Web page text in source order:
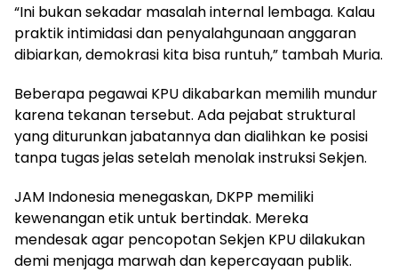
“Ini bukan sekadar masalah internal lembaga. Kalau
praktik intimidasi dan penyalahgunaan anggaran
dibiarkan, demokrasi kita bisa runtuh,” tambah Muria.
Beberapa pegawai KPU dikabarkan memilih mundur
karena tekanan tersebut. Ada pejabat struktural
yang diturunkan jabatannya dan dialihkan ke posisi
tanpa tugas jelas setelah menolak instruksi Sekjen.
JAM Indonesia menegaskan, DKPP memiliki
kewenangan etik untuk bertindak. Mereka
mendesak agar pencopotan Sekjen KPU dilakukan
demi menjaga marwah dan kepercayaan publik.